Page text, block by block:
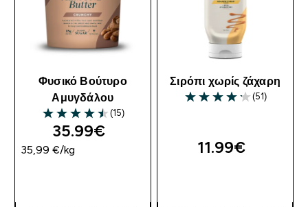
Φυσικό Βούτυρο
Αμυγδάλου
4.53 out of 5 stars
(15)
35.99€‎
35,99 €‎/kg
Σιρόπι χωρίς ζάχαρη
4.2 out of 5 stars
(51)
11.99€‎